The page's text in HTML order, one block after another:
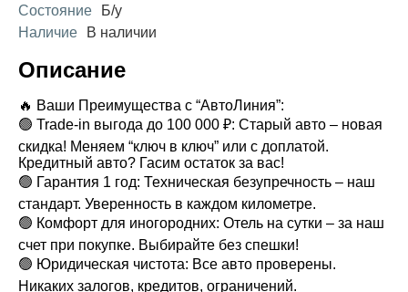
Состояние
Б/у
Наличие
В наличии
Описание
🔥 Ваши Преимущества с “АвтоЛиния”:
🟢 Trade-in выгода до 100 000 ₽: Старый авто – новая
скидка! Меняем “ключ в ключ” или с доплатой.
Кредитный авто? Гасим остаток за вас!
🟢 Гарантия 1 год: Техническая безупречность – наш
стандарт. Уверенность в каждом километре.
🟢 Комфорт для иногородних: Отель на сутки – за наш
счет при покупке. Выбирайте без спешки!
🟢 Юридическая чистота: Все авто проверены.
Никаких залогов, кредитов, ограничений.